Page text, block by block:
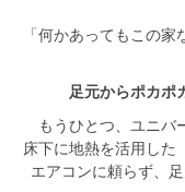
「何かあってもこの
足元からポカポ
もうひとつ、ユニバ
床下に地熱を活用した
エアコンに頼らず、